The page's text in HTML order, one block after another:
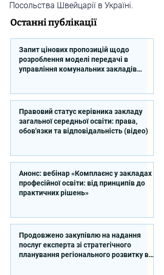
Посольства Швейцарії в Україні.
Останні публікації
Запит цінових пропозицій щодо
розроблення моделі передачі в
управління комунальних закладів
Правовий статус керівника закладу
загальної середньої освіти: права,
обов'язки та відповідальність (відео)
Анонс: вебінар «Комплаєнс у закладах
професійної освіти: від принципів до
практичних рішень»
Продовжено закупівлю на надання
послуг експерта зі стратегічного
планування регіонального розвитку в